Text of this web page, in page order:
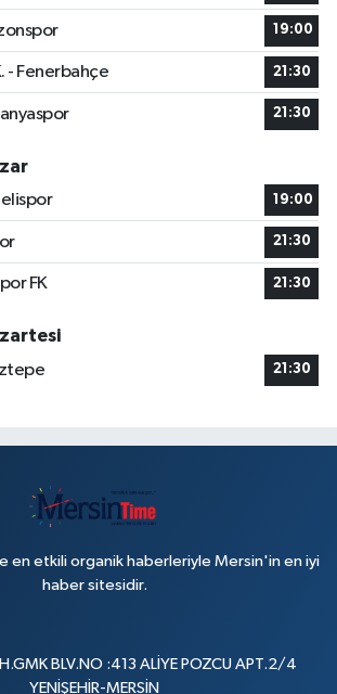
19:00
- Fenerbahçe 21:30
21:30
19:00
21:30
FK 21:30
21:30
en etkili organik haberleriyle Mersin'in en iyi
haber sitesidir.
BLV.NO :413 ALİYE POZCU APT.2/4
YENİŞEHİR-MERSİN